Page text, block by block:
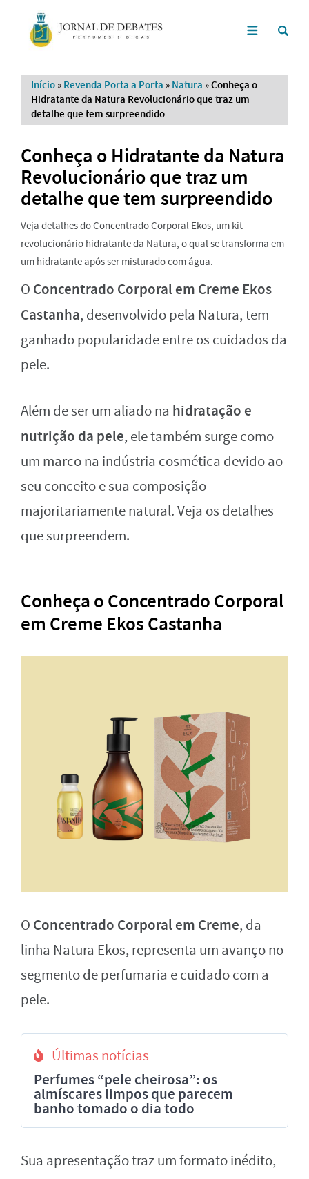
Início » Revenda Porta a Porta » Natura »Conheça o
Hidratante da Natura Revolucionário que traz um
detalhe que tem surpreendido
Conheça o Hidratante da Natura
Revolucionário que traz um
detalhe que tem surpreendido
Veja detalhes do Concentrado Corporal Ekos, um kit
revolucionário hidratante da Natura, o qual se transforma em
um hidratante após ser misturado com água.
O Concentrado Corporal em Creme Ekos
Castanha, desenvolvido pela Natura, tem
ganhado popularidade entre os cuidados da
pele.
Além de ser um aliado na hidratação e
nutrição da pele, ele também surge como
um marco na indústria cosmética devido ao
seu conceito e sua composição
majoritariamente natural. Veja os detalhes
que surpreendem.
Conheça o Concentrado Corporal
em Creme Ekos Castanha
O Concentrado Corporal em Creme, da
linha Natura Ekos, representa um avanço no
segmento de perfumaria e cuidado com a
pele.
Últimas notícias
Perfumes “pele cheirosa”: os
almíscares limpos que parecem
banho tomado o dia todo
Sua apresentação traz um formato inédito,